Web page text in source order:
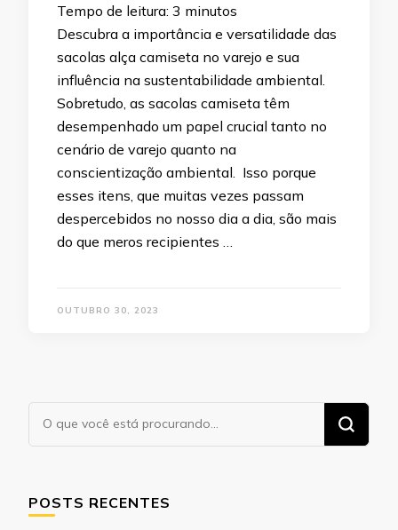
Tempo de leitura: 3 minutos
Descubra a importância e versatilidade das
sacolas alça camiseta no varejo e sua
influência na sustentabilidade ambiental.
Sobretudo, as sacolas camiseta têm
desempenhado um papel crucial tanto no
cenário de varejo quanto na
conscientização ambiental. Isso porque
esses itens, que muitas vezes passam
despercebidos no nosso dia a dia, são mais
do que meros recipientes …
OUTUBRO 30, 2023
Procurando
algo?
POSTS RECENTES